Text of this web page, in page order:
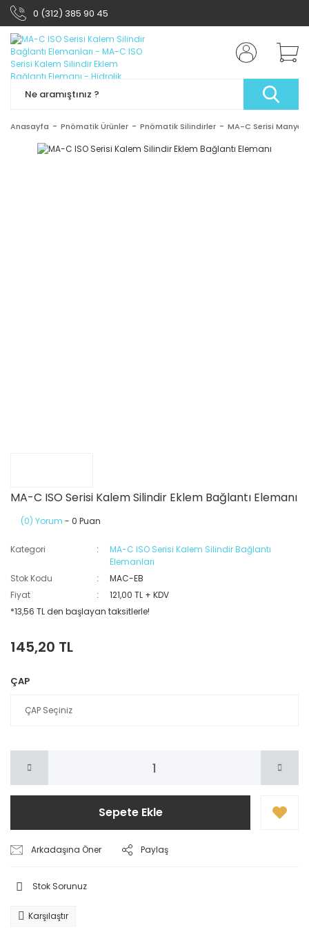
0 (312) 385 90 45
Anasayfa Pnömatik Ürünler Pnömatik Silindirler MA-C Serisi
MA-C ISO Serisi Kalem Silindir Eklem Bağlantı Elemanı
(0) Yorum - 0 Puan
Kategori
MA-C ISO Serisi Kalem Silindir Bağlantı
Elemanları
Stok Kodu
MAC-EB
Fiyat
121,00 TL + KDV
*13,56 TL den başlayan taksitlerle!
145,20 TL
ÇAP
Sepete Ekle
Arkadaşına Öner Paylaş
Stok Sorunuz
Karşılaştır